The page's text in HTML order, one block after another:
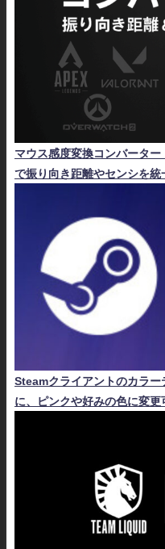
マウス感度変換コンバータ
で振り向き距離やセンシを統
Steamクライアントのカラ
に、ピンクや好みの色に変更